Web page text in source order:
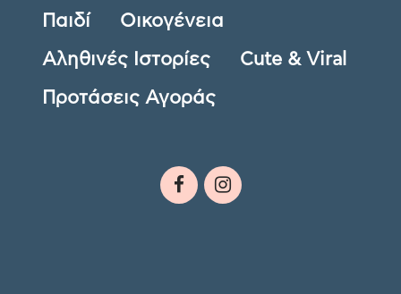
Παιδί Οικογένεια
Αληθινές Ιστορίες Cute & Viral
Προτάσεις Αγοράς